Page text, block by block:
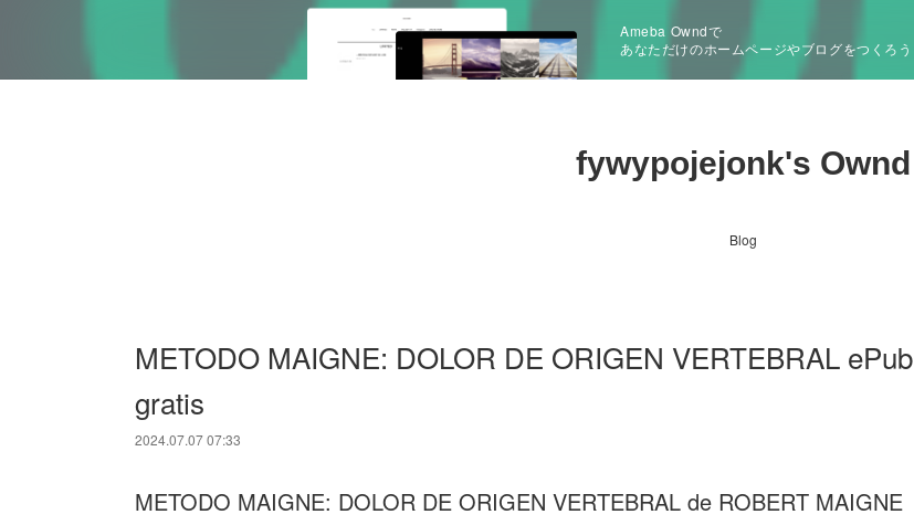
Ameba Owndで
あなただけのホームページやブログをつくろう
fywypojejonk's Ownd
Blog
METODO MAIGNE: DOLOR DE ORIGEN VERTEBRAL ePub
gratis
2024.07.07 07:33
METODO MAIGNE: DOLOR DE ORIGEN VERTEBRAL de ROBERT MAIGNE